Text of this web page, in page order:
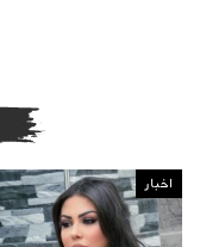
اخبار